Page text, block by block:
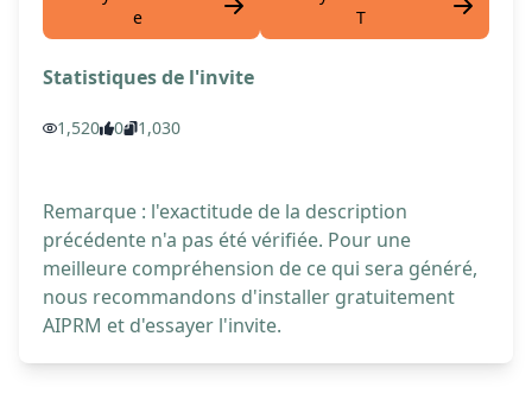
e
T
Statistiques de l'invite
1,520 0 1,030
Remarque : l'exactitude de la description
précédente n'a pas été vérifiée. Pour une
meilleure compréhension de ce qui sera généré,
nous recommandons d'installer gratuitement
AIPRM et d'essayer l'invite.